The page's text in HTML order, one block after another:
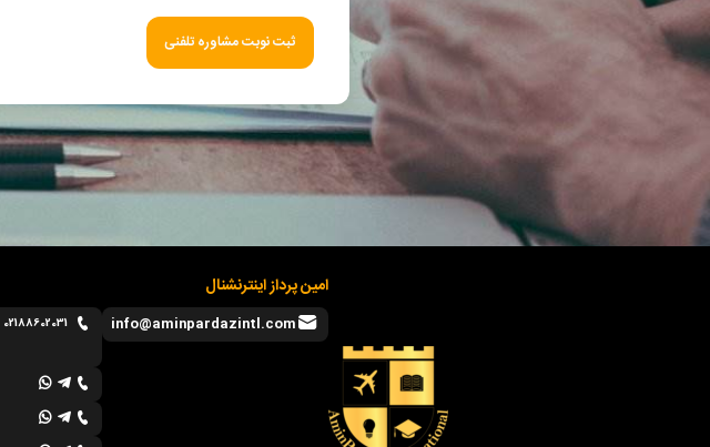
ثبت نوبت مشاوره تلفنی
امین پرداز اینترنشنال
info@aminpardazintl.com
02188602031